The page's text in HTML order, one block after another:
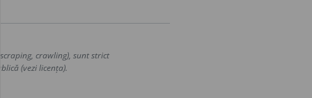
crawling), sunt strict
(vezi licența).